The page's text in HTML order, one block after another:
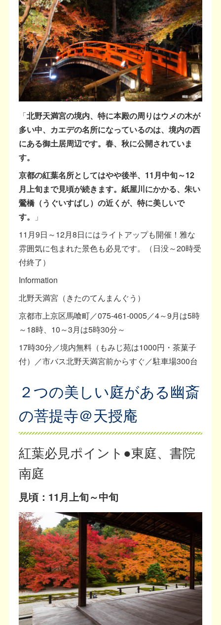
「北野天満宮の境内、特に本殿の周りはウメの木が
多い中、カエデの名所になっているのは、境内の西
にある御土居周辺です。春、秋に公開されていま
す。
京都の紅葉名所としてはやや後半、11月中旬～12
月上旬まで見頃が続きます。紙屋川にかかる、朱い
鶯橋（うぐいすばし）の近くが、特に美しいで
す。
」
11月9日～12月8日にはライトアップも開催！雅な
雰囲気に包まれた景色も必見です。（日没～20時受
付終了）
Information
北野天満宮（きたのてんまんぐう）
京都市上京区馬喰町／075-461-0005／4～9月は5時
～18時、10～3月は5時30分～
17時30分／境内無料（もみじ苑は1000円・茶菓子
付）／市バス北野天満宮前からすぐ／駐車場300台
２つの美しい庭がある幽斎
の菩提寺＠天授庵
紅葉必見ポイント●東庭、書院
南庭
見頃：11月上旬～中旬